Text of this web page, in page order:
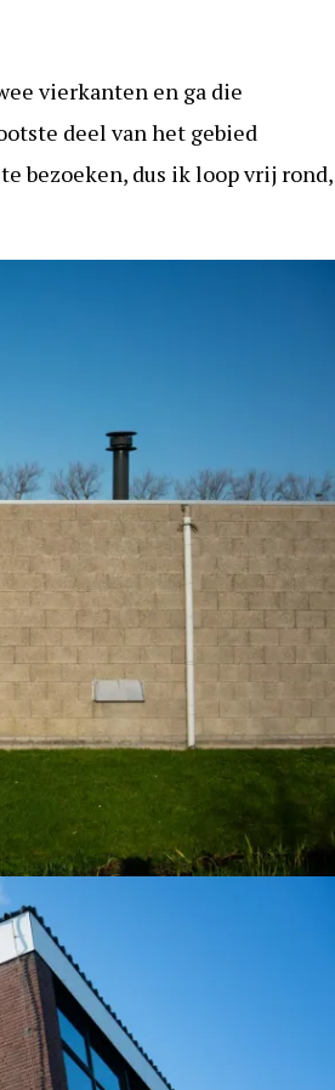
vierkanten en ga die
deel van het gebied
bezoeken, dus ik loop vrij rond,